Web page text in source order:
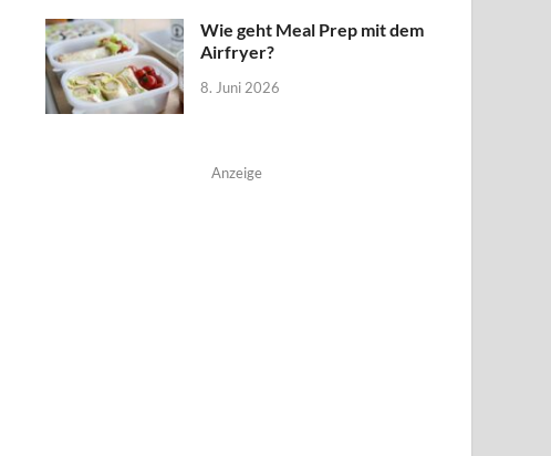
Wie geht Meal Prep mit dem
Airfryer?
8. Juni 2026
Anzeige